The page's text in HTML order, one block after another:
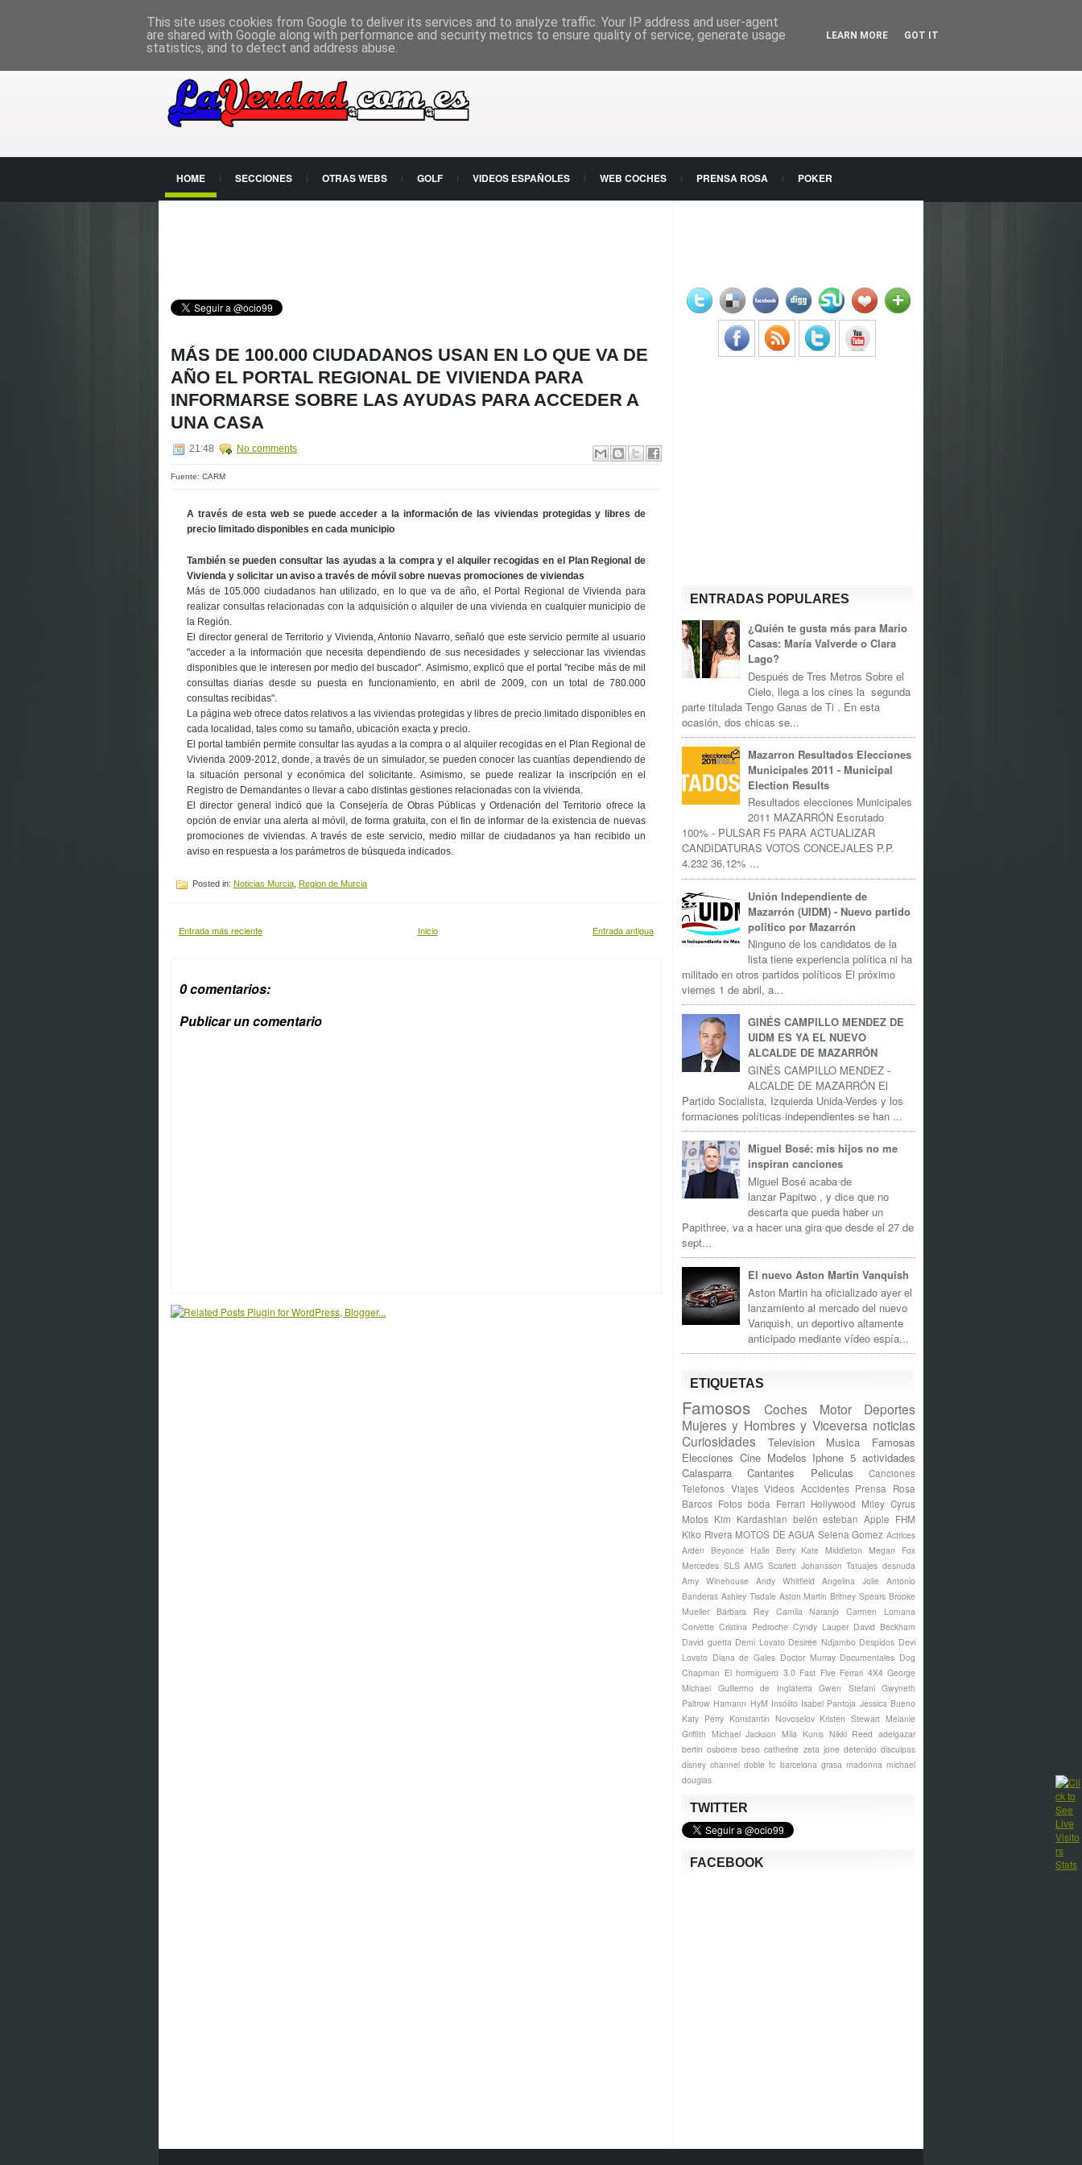
HOME SECCIONES OTRAS WEBS GOLF VIDEOS ESPAÑOLES WEB COCHES PRENSA ROSA POKER
MÁS DE 100.000 CIUDADANOS USAN EN LO QUE VA DE
AÑO EL PORTAL REGIONAL DE VIVIENDA PARA
INFORMARSE SOBRE LAS AYUDAS PARA ACCEDER A
UNA CASA
21:48 No comments
Fuente: CARM
A través de esta web se puede acceder a la información de las viviendas protegidas y libres de
precio limitado disponibles en cada municipio
También se pueden consultar las ayudas a la compra y el alquiler recogidas en el Plan Regional de
Vivienda y solicitar un aviso a través de móvil sobre nuevas promociones de viviendas
Más de 105.000 ciudadanos han utilizado, en lo que va de año, el Portal Regional de Vivienda para
realizar consultas relacionadas con la adquisición o alquiler de una vivienda en cualquier municipio de
la Región.
El director general de Territorio y Vivienda, Antonio Navarro, señaló que este servicio permite al usuario
"acceder a la información que necesita dependiendo de sus necesidades y seleccionar las viviendas
disponibles que le interesen por medio del buscador". Asimismo, explicó que el portal "recibe más de mil
consultas diarias desde su puesta en funcionamiento, en abril de 2009, con un total de 780.000
consultas recibidas".
La página web ofrece datos relativos a las viviendas protegidas y libres de precio limitado disponibles en
cada localidad, tales como su tamaño, ubicación exacta y precio.
El portal también permite consultar las ayudas a la compra o al alquiler recogidas en el Plan Regional de
Vivienda 2009-2012, donde, a través de un simulador, se pueden conocer las cuantías dependiendo de
la situación personal y económica del solicitante. Asimismo, se puede realizar la inscripción en el
Registro de Demandantes o llevar a cabo distintas gestiones relacionadas con la vivienda.
El director general indicó que la Consejería de Obras Públicas y Ordenación del Territorio ofrece la
opción de enviar una alerta al móvil, de forma gratuita, con el fin de informar de la existencia de nuevas
promociones de viviendas. A través de este servicio, medio millar de ciudadanos ya han recibido un
aviso en respuesta a los parámetros de búsqueda indicados.
Posted in: Noticias Murcia Region de Murcia
Entrada más reciente Entrada antigua
Inicio
0 comentarios:
Publicar un comentario
ENTRADAS POPULARES
¿Quién te gusta más para Mario
Casas: María Valverde o Clara
Lago?
Después de Tres Metros Sobre el
Cielo, llega a los cines la segunda
parte titulada Tengo Ganas de Ti . En esta
ocasión, dos chicas se...
Mazarron Resultados Elecciones
Municipales 2011 - Municipal
Election Results
Resultados elecciones Municipales
2011 MAZARRÓN Escrutado
100% - PULSAR F5 PARA ACTUALIZAR
CANDIDATURAS VOTOS CONCEJALES P.P.
4.232 36,12% ...
Unión Independiente de
Mazarrón (UIDM) - Nuevo partido
politico por Mazarrón
Ninguno de los candidatos de la
lista tiene experiencia política ni ha
militado en otros partidos políticos El próximo
viernes 1 de abril, a...
GINÉS CAMPILLO MENDEZ DE
UIDM ES YA EL NUEVO
ALCALDE DE MAZARRÓN
GINÉS CAMPILLO MENDEZ -
ALCALDE DE MAZARRÓN El
Partido Socialista, Izquierda Unida-Verdes y los
formaciones políticas independientes se han ...
Miguel Bosé: mis hijos no me
inspiran canciones
Miguel Bosé acaba de
lanzar Papitwo , y dice que no
descarta que pueda haber un
Papithree, va a hacer una gira que desde el 27 de
sept...
El nuevo Aston Martin Vanquish
Aston Martin ha oficializado ayer el
lanzamiento al mercado del nuevo
Vanquish, un deportivo altamente
anticipado mediante vídeo espía...
ETIQUETAS
Famosos Coches Motor
Deportes
Mujeres y Hombres y Viceversa noticias
Curiosidades
Television Musica
Famosas
Elecciones Cine Modelos Iphone 5 actividades
Calasparra
Cantantes Peliculas
Canciones
Telefonos Viajes Videos Accidentes Prensa Rosa
Barcos Fotos boda Ferrari Hollywood Miley Cyrus
Motos Kim Kardashian belén esteban Apple FHM
Kiko Rivera MOTOS DE AGUA Selena Gomez Actrices
Arden
Beyonce Halle Berry Kate Middleton
Megan Fox
Mercedes SLS AMG Scarlett Johansson Tatuajes desnuda
Amy Winehouse Andy Whitfield Angelina Jolie Antonio
Banderas Ashley Tisdale Aston Martin Britney Spears Brooke
Mueller
Bárbara Rey Camila Naranjo
Carmen Lomana
Corvette Cristina Pedroche Cyndy Lauper David Beckham
David guetta Demi Lovato Desirée Ndjambo Despidos Devi
Lovato Diana de Gales Doctor Murray Documentales Dog
Chapman El hormiguero 3.0 Fast Five Ferrari 4X4 George
Michael Guillermo de Inglaterra Gwen Stefani Gwyneth
Paltrow Hamann HyM Insólito Isabel Pantoja Jessica Bueno
Katy Perry Konstantin Novoselov Kristen Stewart Melanie
Griffith Michael Jackson Mila Kunis Nikki Reed adelgazar
bertin osborne beso catherine zeta jone detenido disculpas
disney channel doble fc barcelona grasa madonna michael
douglas
TWITTER
FACEBOOK
This site uses cookies from Google to deliver its services and to analyze traffic. Your IP address and user-agent
are shared with Google along with performance and security metrics to ensure quality of service, generate usage
statistics, and to detect and address abuse.
LEARN MORE GOT IT